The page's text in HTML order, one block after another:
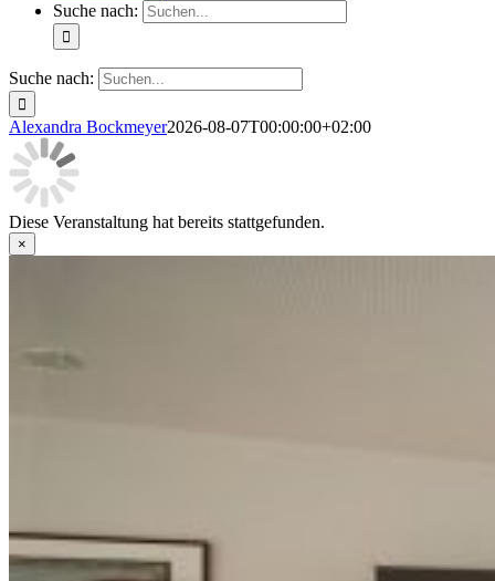
Suche nach:
Suche nach:
Alexandra Bockmeyer2026-08-07T00:00:00+02:00
Diese Veranstaltung hat bereits stattgefunden.
×